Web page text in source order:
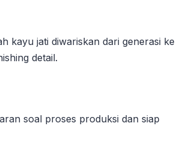
kayu jati diwariskan dari generasi ke
detail.
soal proses produksi dan siap